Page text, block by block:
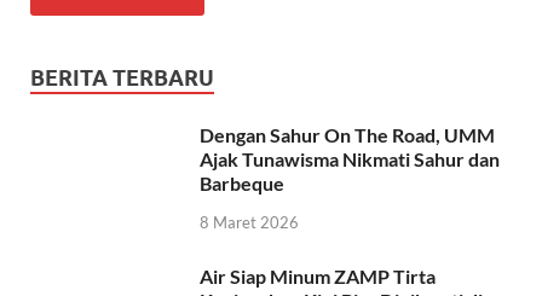
BERITA TERBARU
Dengan Sahur On The Road, UMM
Ajak Tunawisma Nikmati Sahur dan
Barbeque
8 Maret 2026
Air Siap Minum ZAMP Tirta